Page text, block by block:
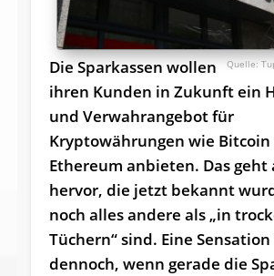
Die Sparkassen wollen
ihren Kunden in Zukunft ein
und Verwahrangebot für
Kryptowährungen wie
Ethereum anbieten. Das geht
hervor, die jetzt bekannt
noch alles andere als „in
Tüchern“ sind. Eine
dennoch, wenn gerade die